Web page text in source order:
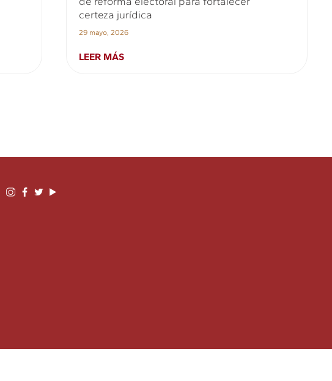
certeza jurídica
29 mayo, 2026
LEER MÁS